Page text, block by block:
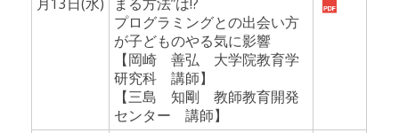
プログラミングとの出会い方
が子どものやる気に影響
【岡崎 善弘 大学院教育学
研究科 講師】
【三島 知剛 教師教育開発
センター 講師】